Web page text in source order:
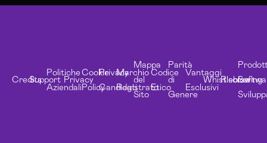
CreditsSupport
Politiche
Aziendali
Privacy
Cookie
Policy
Privacy
Candidati
Marchio
Registrato
Mappa
del
Sito
Codice
Etico
Parità
di
Genere
Vantaggi
Esclusivi
Whistleblowing
Risorse